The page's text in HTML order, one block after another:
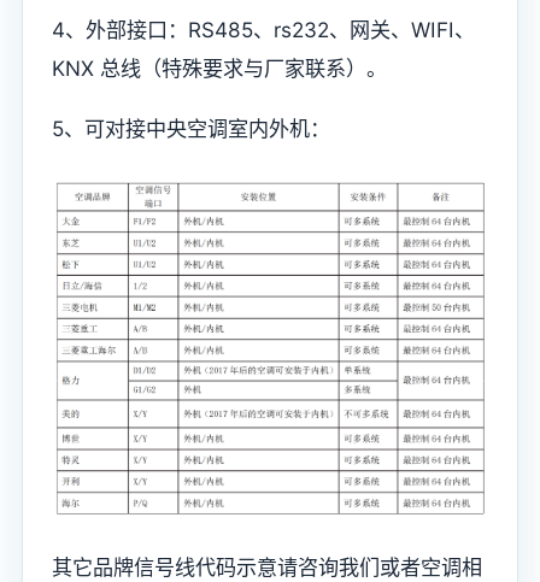
4、外部接口：RS485、rs232、网关、WIFI、
KNX 总线（特殊要求与厂家联系）。
5、可对接中央空调室内外机：
其它品牌信号线代码示意请咨询我们或者空调相